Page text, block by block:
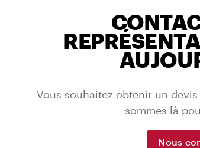
Vous souhaitez obtenir un
sommes là
Nous